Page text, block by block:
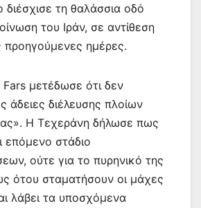
διέσχισε τη θαλάσσια οδό
του Ιράν, σε αντίθεση
προηγούμενες ημέρες.
μετέδωσε ότι δεν
άδειες διέλευσης πλοίων
Η Τεχεράνη δήλωσε πως
επόμενο στάδιο
ούτε για το πυρηνικό της
ότου σταματήσουν οι μάχες
λάβει τα υποσχόμενα